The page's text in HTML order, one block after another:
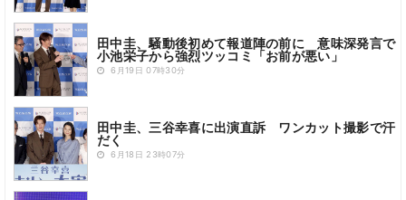
田中圭、騒動後初めて報道陣の前に 意味深発言で
小池栄子から強烈ツッコミ「お前が悪い」
6月19日 07時30分
田中圭、三谷幸喜に出演直訴 ワンカット撮影で汗
だく
6月18日 23時07分